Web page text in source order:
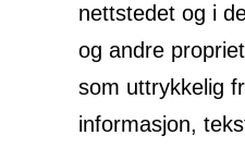
nettstedet og i
og andre
som uttrykkelig
informasjon,